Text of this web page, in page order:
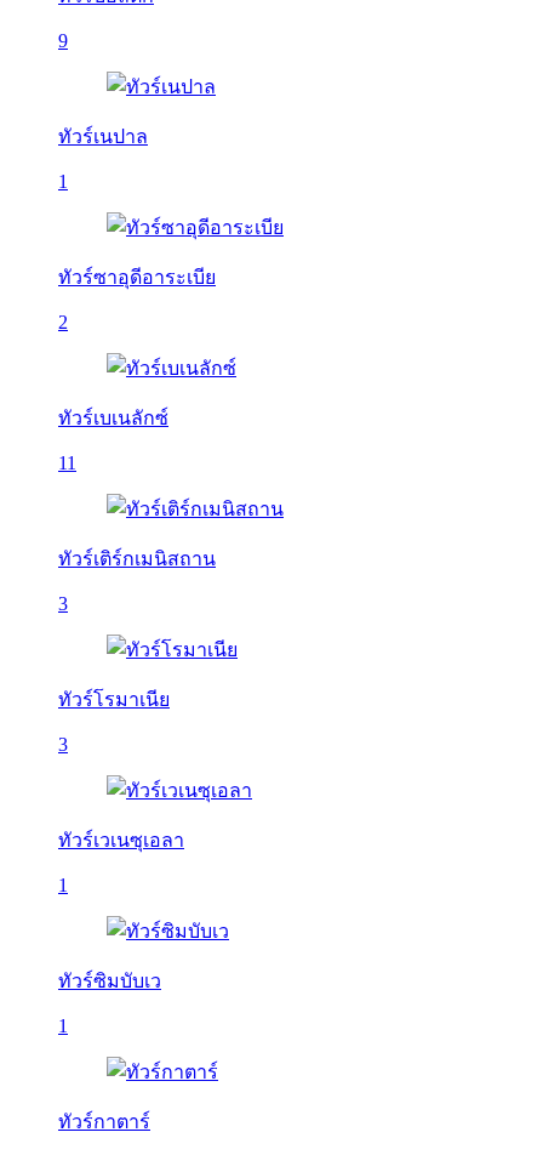
9
ทัวร์เนปาล
1
ทัวร์ซาอุดีอาระเบีย
2
ทัวร์เบเนลักซ์
11
ทัวร์เติร์กเมนิสถาน
3
ทัวร์โรมาเนีย
3
ทัวร์เวเนซุเอลา
1
ทัวร์ซิมบับเว
1
ทัวร์กาตาร์